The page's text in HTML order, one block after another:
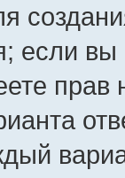
если
прав